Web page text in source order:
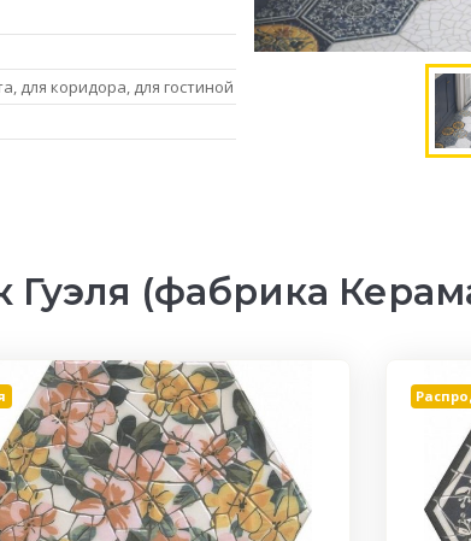
для коридора, для гостиной
(фабрика